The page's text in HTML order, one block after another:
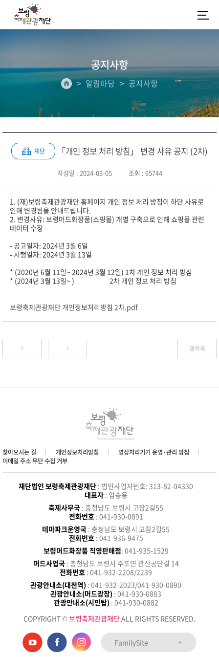
공지사항
알림마당 공지사항
재단 「개인 정보 처리 방침」 변경 사유 공지 (2차)
작성일 : 2024-03-05 조회 : 65744
1. (재)보령축제관광재단 홈페이지 개인 정보 처리 방침이 하단 사유로
인해 변경됨을 안내드립니다.
2. 변경사유: 보령머드화장품(쇼핑몰) 개별 구축으로 인해 쇼핑몰 관련
데이터 수정
- 공고일자: 2024년 3월 6일
- 시행일자: 2024년 3월 13일
* (2020년 6월 11일~ 2024년 3월 12일) 1차 개인 정보 처리 방침
* (2024년 3월 13일~ ) 2차 개인 정보 처리 방침
보령축제관광재단 개인정보처리방침 2차.pdf
목록
찾아오시는 길 개인정보처리방침
영상처리기기 운영·관리 방침
이메일 주소 무단 수집 거부
재단법인 보령축제관광재단 : 법인사업자번호: 313-82-04330
대표자: 엄승용
축제사무국 : 충청남도 보령시 고잠2길55
전화번호 : 041-930-0891
테마파크운영국 : 충청남도 보령시 고잠2길55
전화번호 : 041-936-9475
보령머드화장품 직영판매점: 041-935-1529
머드사업국 : 충청남도 보령시 주포면 관산공단길 14
전화번호 : 041-932-2208/2239
관광안내소(대천역) : 041-932-2023/041-930-0890
관광안내소(머드광장) : 041-930-0883
관광안내소(시민탑) : 041-930-0882
COPYRIGHT © 보령축제관광재단ALL RIGHTS RESERVED.
FamilySite